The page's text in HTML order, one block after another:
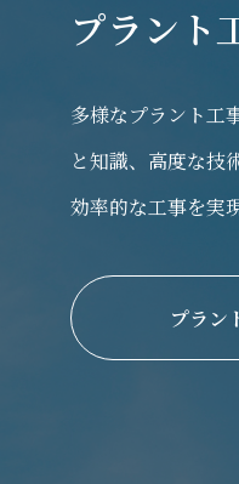
プラント
多様なプラント工
と知識、高度な技
効率的な工事を実
プラン